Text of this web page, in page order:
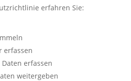
erfahren Sie:
erfassen
erfassen
weitergeben